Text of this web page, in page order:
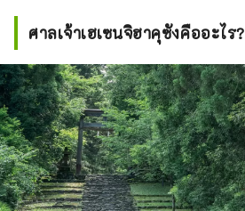
ศาลเจ้าเฮเซนจิฮาคุซังคืออะไร?